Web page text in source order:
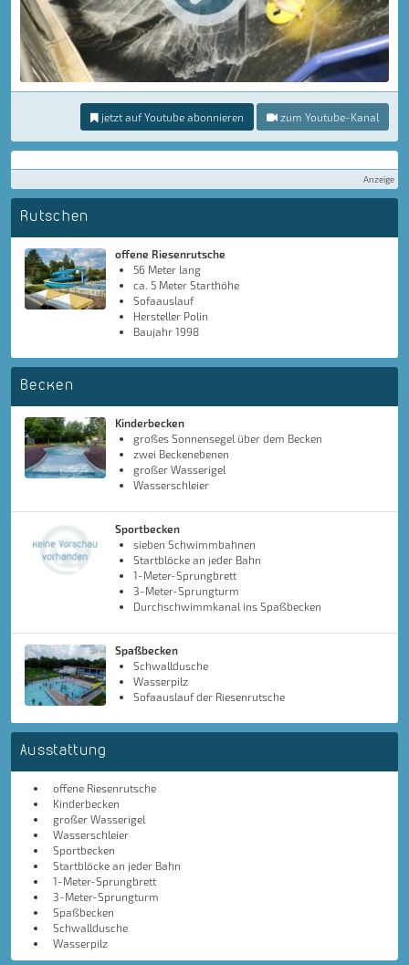
jetzt auf Youtube abonnieren zum Youtube-Kanal
Anzeige
Rutschen
offene Riesenrutsche
56 Meter lang
ca. 5 Meter Starthöhe
Sofaauslauf
Hersteller Polin
Baujahr 1998
Becken
Kinderbecken
großes Sonnensegel über dem Becken
zwei Beckenebenen
großer Wasserigel
Wasserschleier
Sportbecken
sieben Schwimmbahnen
Startblöcke an jeder Bahn
1-Meter-Sprungbrett
3-Meter-Sprungturm
Durchschwimmkanal ins Spaßbecken
Spaßbecken
Schwalldusche
Wasserpilz
Sofaauslauf der Riesenrutsche
Ausstattung
offene Riesenrutsche
Kinderbecken
großer Wasserigel
Wasserschleier
Sportbecken
Startblöcke an jeder Bahn
1-Meter-Sprungbrett
3-Meter-Sprungturm
Spaßbecken
Schwalldusche
Wasserpilz